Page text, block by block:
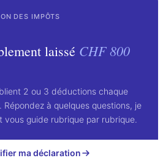
DES IMPÔTS
laissé CHF 800
2 ou 3 déductions chaque
à quelques questions, je
guide rubrique par rubrique.
ma déclaration